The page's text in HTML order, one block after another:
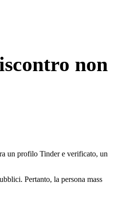
non
un profilo Tinder e verificato, un
Pertanto, la persona mass